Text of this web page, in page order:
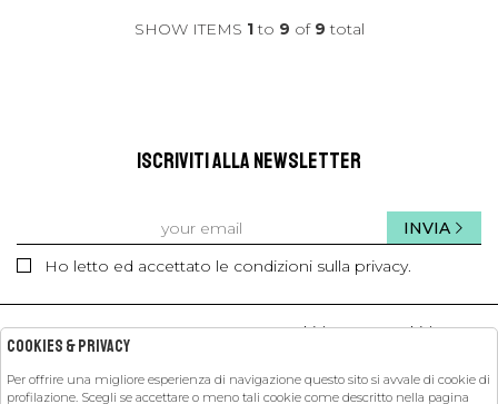
SHOW ITEMS 1to 9 of 9 total
ISCRIVITI ALLA NEWSLETTER
Ho letto ed accettato le condizioni sulla privacy.
INVIA
kids kids
Cookies & Privacy
Per offrire una migliore esperienza di navigazione questo sito si avvale di cookie di
profilazione. Scegli se accettare o meno tali cookie come descritto nella pagina